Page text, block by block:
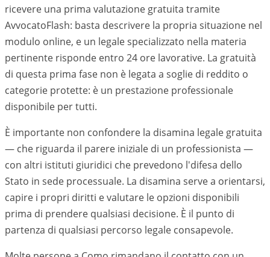
ricevere una prima valutazione gratuita tramite
AvvocatoFlash: basta descrivere la propria situazione nel
modulo online, e un legale specializzato nella materia
pertinente risponde entro 24 ore lavorative. La gratuità
di questa prima fase non è legata a soglie di reddito o
categorie protette: è un prestazione professionale
disponibile per tutti.
È importante non confondere la disamina legale gratuita
— che riguarda il parere iniziale di un professionista —
con altri istituti giuridici che prevedono l'difesa dello
Stato in sede processuale. La disamina serve a orientarsi,
capire i propri diritti e valutare le opzioni disponibili
prima di prendere qualsiasi decisione. È il punto di
partenza di qualsiasi percorso legale consapevole.